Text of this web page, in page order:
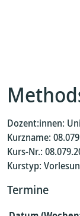
Dozent:innen:
Kurzname:
Kurs-Nr.:
Kurstyp:
Termine